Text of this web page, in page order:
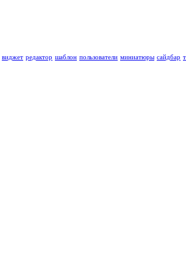
виджет редактор шаблон пользователи миниатюры сайдбар